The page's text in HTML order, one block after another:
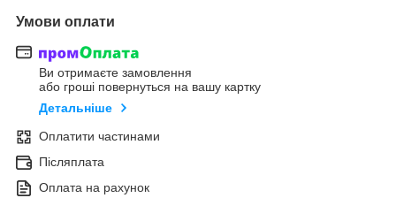
Умови оплати
Ви отримаєте замовлення
або гроші повернуться на вашу картку
Детальніше
Оплатити частинами
Післяплата
Оплата на рахунок